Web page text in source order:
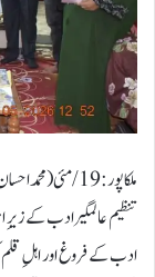
ملکاپور :19/
تنظیم عالمگیر ادب کے
ادب کے فروغ اور اہلِ